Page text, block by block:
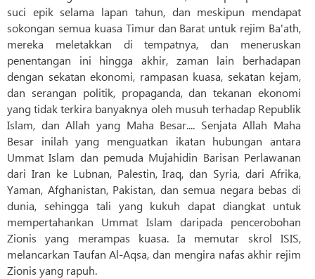
suci epik selama lapan tahun, dan meskipun mendapat
sokongan semua kuasa Timur dan Barat untuk rejim Ba'ath,
mereka meletakkan di tempatnya, dan meneruskan
penentangan ini hingga akhir, zaman lain berhadapan
dengan sekatan ekonomi, rampasan kuasa, sekatan kejam,
dan serangan politik, propaganda, dan tekanan ekonomi
yang tidak terkira banyaknya oleh musuh terhadap Republik
Islam, dan Allah yang Maha Besar.... Senjata Allah Maha
Besar inilah yang menguatkan ikatan hubungan antara
Ummat Islam dan pemuda Mujahidin Barisan Perlawanan
dari Iran ke Lubnan, Palestin, Iraq, dan Syria, dari Afrika,
Yaman, Afghanistan, Pakistan, dan semua negara bebas di
dunia, sehingga tali yang kukuh dapat diangkat untuk
mempertahankan Ummat Islam daripada pencerobohan
Zionis yang merampas kuasa. Ia memutar skrol ISIS,
melancarkan Taufan Al-Aqsa, dan mengira nafas akhir rejim
Zionis yang rapuh.